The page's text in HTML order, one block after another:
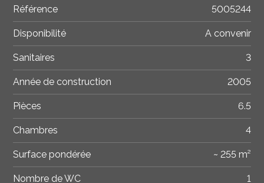
Référence 5005244
Disponibilité A convenir
Sanitaires 3
Année de construction 2005
Pièces 6.5
Chambres 4
Surface pondérée ~ 255 m²
Nombre de WC 1